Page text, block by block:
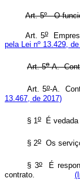
Art. 5º - O
Art. 5o
pela Lei nº 13.429,
Art. 5o-A.
Art. 5o-A.
13.467, de 2017)
§ 1oÉ vedada
§ 2oOs
§ 3oÉ
contrato.